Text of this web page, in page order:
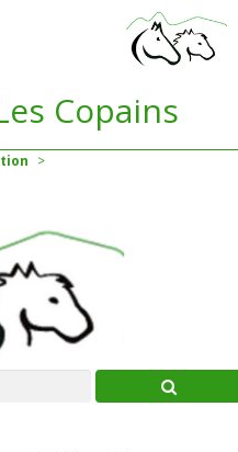
Copains
>